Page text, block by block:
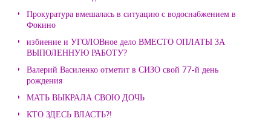
Прокуратура вмешалась в ситуацию с водоснабжением в
Фокино
избиение и УГОЛОВное дело ВМЕСТО ОПЛАТЫ ЗА
ВЫПОЛЕННУЮ РАБОТУ?
Валерий Василенко отметит в СИЗО свой 77-й день
рождения
МАТЬ ВЫКРАЛА СВОЮ ДОЧЬ
КТО ЗДЕСЬ ВЛАСТЬ?!